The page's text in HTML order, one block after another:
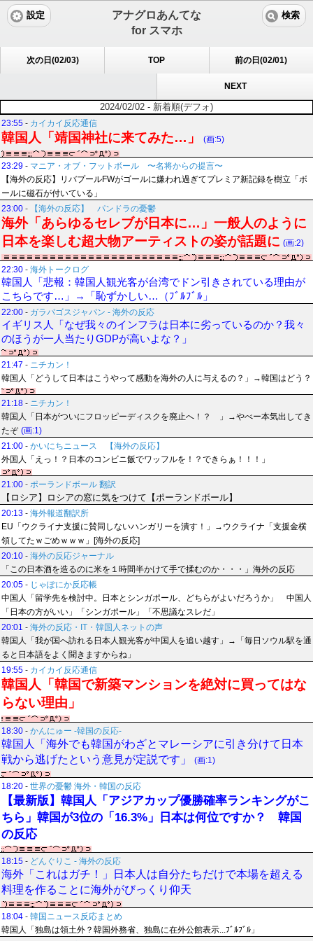
アナグロあんてな
for スマホ
設定 検索
次の日(02/03) TOP 前の日(02/01)
NEXT
2024/02/02 - 新着順(デフォ)
23:55 - カイカイ反応通信
韓国人「靖国神社に来てみた…」 (画:5)
23:29 - マニア・オブ・フットボール 〜名将からの提言〜
【海外の反応】リバプールFWがゴールに嫌われ過ぎてプレミア新記録を樹立「ボ
ールに磁石が付いている」
23:00 - 【海外の反応】 パンドラの憂鬱
海外「あらゆるセレブが日本に…」一般人のように
日本を楽しむ超大物アーティストの姿が話題に (画:2)
22:30 - 海外トークログ
韓国人「悲報：韓国人観光客が台湾でドン引きされている理由が
こちらです…」→「恥ずかしい…（ﾌﾞﾙﾌﾞﾙ」
22:00 - ガラパゴスジャパン - 海外の反応
イギリス人「なぜ我々のインフラは日本に劣っているのか？我々
のほうが一人当たりGDPが高いよな？」
21:47 - ニチカン！
韓国人「どうして日本はこうやって感動を海外の人に与えるの？」→韓国はどう？
21:18 - ニチカン！
韓国人「日本がついにフロッピーディスクを廃止へ！？ 」→やべー本気出してき
たぞ (画:1)
21:00 - かいにちニュース 【海外の反応】
外国人「えっ！？日本のコンビニ飯でワッフルを！？できらぁ！！！」
21:00 - ポーランドボール 翻訳
【ロシア】ロシアの窓に気をつけて【ポーランドボール】
20:13 - 海外報道翻訳所
EU「ウクライナ支援に賛同しないハンガリーを潰す！」→ウクライナ「支援金横
領してたｗごめｗｗｗ」[海外の反応]
20:10 - 海外の反応ジャーナル
「この日本酒を造るのに米を１時間半かけて手で揉むのか・・・」海外の反応
20:05 - じゃぽにか反応帳
中国人「留学先を検討中。日本とシンガポール、どちらがよいだろうか」 中国人
「日本の方がいい」「シンガポール」「不思議なスレだ」
20:01 - 海外の反応・IT・韓国人ネットの声
韓国人「我が国へ訪れる日本人観光客が中国人を追い越す」→「毎日ソウル駅を通
ると日本語をよく聞きますからね」
19:55 - カイカイ反応通信
韓国人「韓国で新築マンションを絶対に買ってはな
らない理由」
18:30 - かんにゅー -韓国の反応-
韓国人「海外でも韓国がわざとマレーシアに引き分けて日本
戦から逃げたという意見が定説です」
(画:1)
18:20 - 世界の憂鬱 海外・韓国の反応
【最新版】韓国人「アジアカップ優勝確率ランキングがこ
ちら」韓国が3位の「16.3%」日本は何位ですか？ 韓国
の反応
18:15 - どんぐりこ - 海外の反応
海外「これはガチ！」日本人は自分たちだけで本場を超える
料理を作ることに海外がびっくり仰天
18:04 - 韓国ニュース反応まとめ
韓国人「独島は領土外？韓国外務省、独島に在外公館表示...ﾌﾞﾙﾌﾞﾙ」